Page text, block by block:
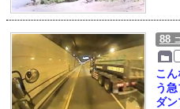
88
こ
う
ダン